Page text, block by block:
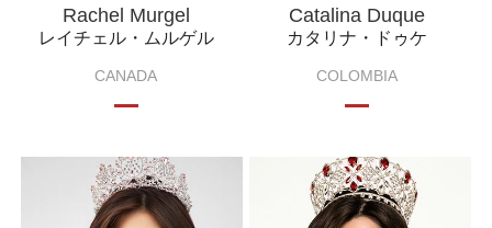
Rachel Murgel
レイチェル・ムルゲル
CANADA
Catalina Duque
カタリナ・ドゥケ
COLOMBIA